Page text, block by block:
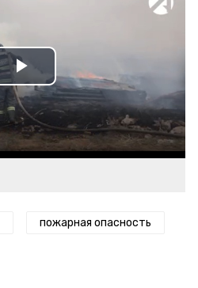
Play
Video
пожарная опасность